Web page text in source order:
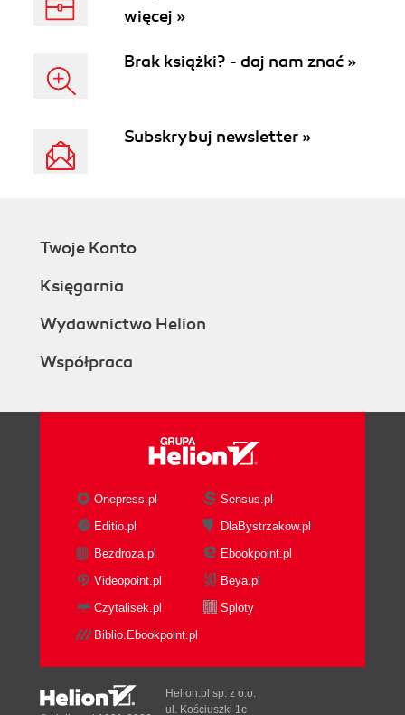
więcej »
Brak książki? - daj nam znać »
Subskrybuj newsletter »
Twoje Konto
Księgarnia
Wydawnictwo Helion
Współpraca
Onepress.pl
Sensus.pl
Editio.pl
DlaBystrzakow.pl
Bezdroza.pl
Ebookpoint.pl
Videopoint.pl
Beya.pl
Czytalisek.pl
Sploty
Biblio.Ebookpoint.pl
Helion.pl sp. z o.o.
ul. Kościuszki 1c